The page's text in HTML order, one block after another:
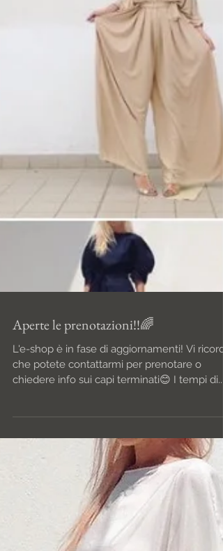
Aperte le prenotazioni!!🌈
L'e-shop è in fase di aggiornamenti! Vi
che potete contattarmi per prenotare o